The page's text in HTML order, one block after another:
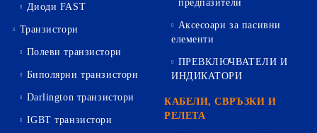
Диоди FAST
Транзистори
Полеви транзистори
Биполярни транзистори
Darlington транзистори
IGBT транзистори
предпазители
Аксесоари за пасивни
елементи
ПРЕВКЛЮЧВАТЕЛИ И
ИНДИКАТОРИ
КАБЕЛИ, СВРЪЗКИ И
РЕЛЕТА